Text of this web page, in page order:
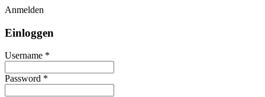
Anmelden
Einloggen
Username *
Password *